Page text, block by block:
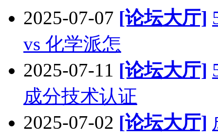
2025-07-07 [论坛大厅]
vs 化学派怎
2025-07-11 [论坛大厅]
成分技术认证
2025-07-02 [论坛大厅]